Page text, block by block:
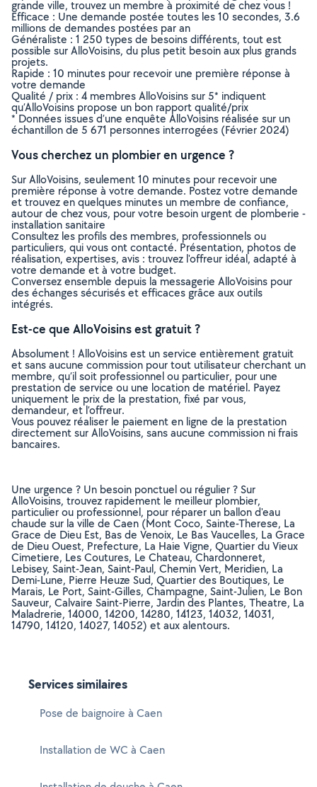
grande ville, trouvez un membre à proximité de chez vous !
Efficace : Une demande postée toutes les 10 secondes, 3.6
millions de demandes postées par an
Généraliste : 1 250 types de besoins différents, tout est
possible sur AlloVoisins, du plus petit besoin aux plus grands
projets.
Rapide : 10 minutes pour recevoir une première réponse à
votre demande
Qualité / prix : 4 membres AlloVoisins sur 5* indiquent
qu’AlloVoisins propose un bon rapport qualité/prix
* Données issues d’une enquête AlloVoisins réalisée sur un
échantillon de 5 671 personnes interrogées (Février 2024)
Vous cherchez un plombier en urgence ?
Sur AlloVoisins, seulement 10 minutes pour recevoir une
première réponse à votre demande. Postez votre demande
et trouvez en quelques minutes un membre de confiance,
autour de chez vous, pour votre besoin urgent de plomberie -
installation sanitaire
Consultez les profils des membres, professionnels ou
particuliers, qui vous ont contacté. Présentation, photos de
réalisation, expertises, avis : trouvez l'offreur idéal, adapté à
votre demande et à votre budget.
Conversez ensemble depuis la messagerie AlloVoisins pour
des échanges sécurisés et efficaces grâce aux outils
intégrés.
Est-ce que AlloVoisins est gratuit ?
Absolument ! AlloVoisins est un service entièrement gratuit
et sans aucune commission pour tout utilisateur cherchant un
membre, qu’il soit professionnel ou particulier, pour une
prestation de service ou une location de matériel. Payez
uniquement le prix de la prestation, fixé par vous,
demandeur, et l’offreur.
Vous pouvez réaliser le paiement en ligne de la prestation
directement sur AlloVoisins, sans aucune commission ni frais
bancaires.
Une urgence ? Un besoin ponctuel ou régulier ? Sur
AlloVoisins, trouvez rapidement le meilleur plombier,
particulier ou professionnel, pour réparer un ballon d'eau
chaude sur la ville de Caen (Mont Coco, Sainte-Therese, La
Grace de Dieu Est, Bas de Venoix, Le Bas Vaucelles, La Grace
de Dieu Ouest, Prefecture, La Haie Vigne, Quartier du Vieux
Cimetiere, Les Coutures, Le Chateau, Chardonneret,
Lebisey, Saint-Jean, Saint-Paul, Chemin Vert, Meridien, La
Demi-Lune, Pierre Heuze Sud, Quartier des Boutiques, Le
Marais, Le Port, Saint-Gilles, Champagne, Saint-Julien, Le Bon
Sauveur, Calvaire Saint-Pierre, Jardin des Plantes, Theatre, La
Maladrerie, 14000, 14200, 14280, 14123, 14032, 14031,
14790, 14120, 14027, 14052) et aux alentours.
Services similaires
Pose de baignoire à Caen
Installation de WC à Caen